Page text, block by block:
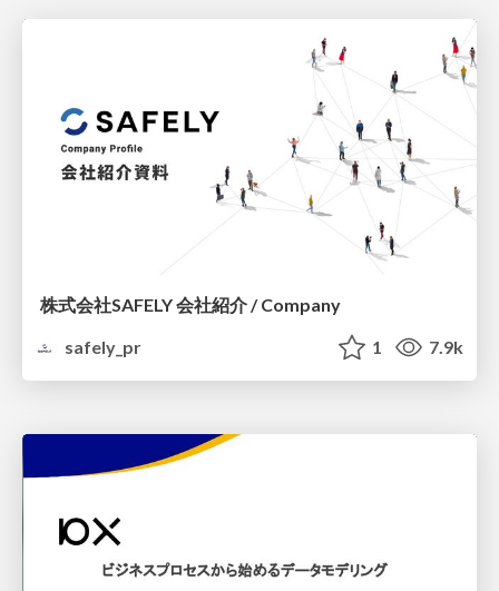
株式会社SAFELY 会社紹介 / Company
safely_pr
1 7.9k